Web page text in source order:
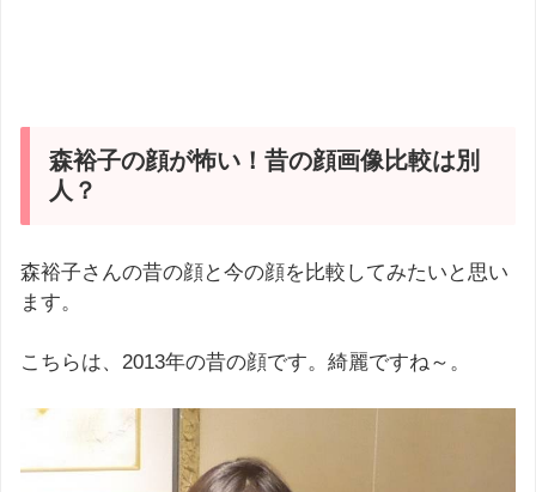
森裕子の顔が怖い！昔の顔画像比較は別
人？
森裕子さんの昔の顔と今の顔を比較してみたいと思い
ます。
こちらは、2013年の昔の顔です。綺麗ですね～。